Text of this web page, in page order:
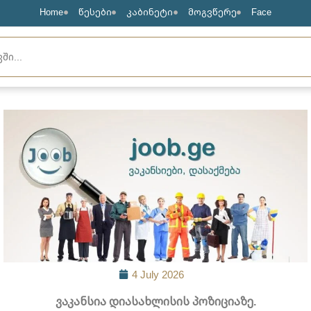
Home წესები კაბინეტი მოგვწერე Face
4 July 2026
ვაკანსია დიასახლისის პოზიციაზე.